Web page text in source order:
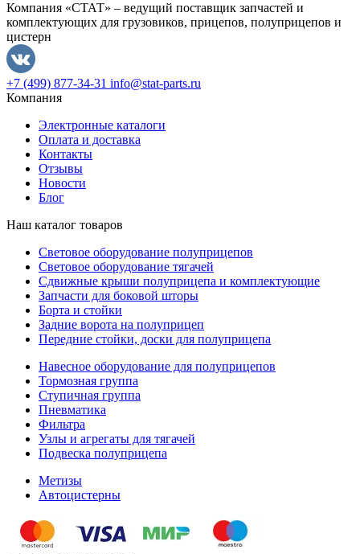
Компания «СТАТ» – ведущий поставщик запчастей и
комплектующих для грузовиков, прицепов, полуприцепов и
цистерн
+7 (499) 877-34-31 info@stat-parts.ru
Компания
Электронные каталоги
Оплата и доставка
Контакты
Отзывы
Новости
Блог
Наш каталог товаров
Световое оборудование полуприцепов
Световое оборудование тягачей
Сдвижные крыши полуприцепа и комплектующие
Запчасти для боковой шторы
Борта и стойки
Задние ворота на полуприцеп
Передние стойки, доски для полуприцепа
Навесное оборудование для полуприцепов
Тормозная группа
Ступичная группа
Пневматика
Фильтра
Узлы и агрегаты для тягачей
Подвеска полуприцепа
Метизы
Автоцистерны